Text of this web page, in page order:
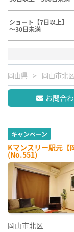
ショート【7日以上】
～30日未満
岡山県 岡山市北区
お問合
キャンペーン
Kマンスリー駅元【
(No.551)
岡山市北区